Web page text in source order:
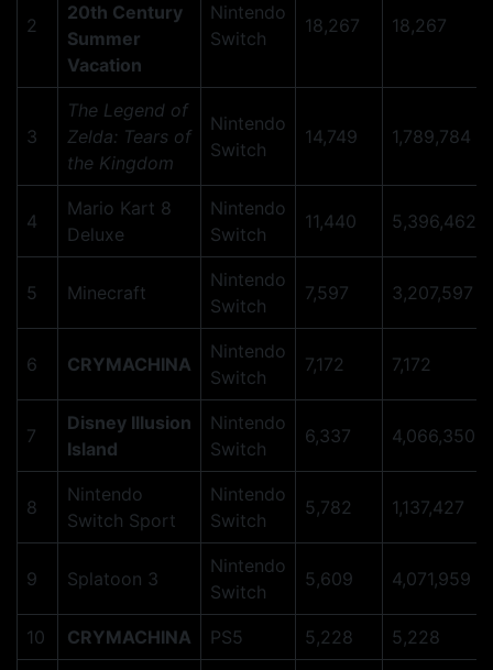
2
20th Century
Summer
Vacation
Nintendo
Switch
18,267 18,267
3
The Legend of
Zelda: Tears of
the Kingdom
Nintendo
Switch
14,749 1,789,784
4
Mario Kart 8
Deluxe
Nintendo
Switch
11,440 5,396,462
5 Minecraft
Nintendo
Switch
7,597 3,207,597
6 CRYMACHINA
Nintendo
Switch
7,172 7,172
7
Disney Illusion
Island
Nintendo
Switch
6,337 4,066,350
8
Nintendo
Switch Sport
Nintendo
Switch
5,782 1,137,427
9 Splatoon 3
Nintendo
Switch
5,609 4,071,959
10 CRYMACHINA PS5 5,228 5,228